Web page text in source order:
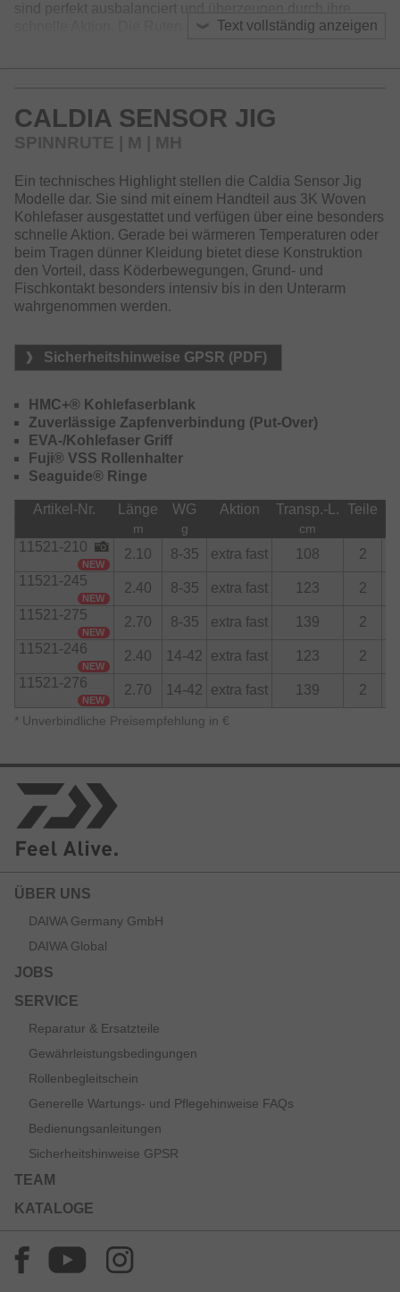
Text vollständig anzeigen
sind perfekt ausbalanciert und überzeugen durch ihre
schnelle Aktion. Die Ruten eignen sich somit hervorragend
Optisch perfekt auf die Caldia LT Rollen abgestimmt,
bilden Rute und Rolle eine harmonische Einheit, die
Die leichten Seaguide Ringe mit extrem dünnen Zirconia-
Einlagen verbessern die Rückstellgeschwindigkeit und
unterstützen die Balance.
Die Caldia Sensor Jig Modelle besitzen ein Kohlefaser-
Griffteil und leiten Vibrationen und Bisse unvermittelt bis in
den Arm weiter – optimales Feeling ist hier garantiert.
Kategorie entwickelt und bieten das notwendige Rückgrat,
um auch bei kapitalen Fischen die Kontrolle zu behalten.
Die Caldia Spinnruten vereinen modernes Design mit
kompromissloser Funktionalität – ideal für das Angeln auf
Hecht, Zander, Barsch und Forelle
CALDIA SENSOR JIG
SPINNRUTE | M | MH
Ein technisches Highlight stellen die Caldia Sensor Jig
Modelle dar. Sie sind mit einem Handteil aus 3K Woven
Kohlefaser ausgestattet und verfügen über eine besonders
schnelle Aktion. Gerade bei wärmeren Temperaturen oder
beim Tragen dünner Kleidung bietet diese Konstruktion
den Vorteil, dass Köderbewegungen, Grund- und
Fischkontakt besonders intensiv bis in den Unterarm
wahrgenommen werden.
Sicherheitshinweise GPSR (PDF)
HMC+® Kohlefaserblank
Zuverlässige Zapfenverbindung (Put-Over)
EVA-/Kohlefaser Griff
Fuji® VSS Rollenhalter
Seaguide® Ringe
Artikel-Nr. Länge WG Aktion Transp.-L. Teile
m g cm
11521-210
NEW
2.10 8-35 extra fast 108
2
11521-245
NEW
2.40 8-35 extra fast 123
2
11521-275
NEW
2.70 8-35 extra fast 139
2
11521-246
NEW
2.40 14-42 extra fast 123
2
11521-276
NEW
2.70 14-42 extra fast 139 2
* Unverbindliche Preisempfehlung in €
ÜBER UNS
DAIWA Germany GmbH
DAIWA Global
JOBS
SERVICE
Reparatur & Ersatzteile
Gewährleistungsbedingungen
Rollenbegleitschein
Generelle Wartungs- und Pflegehinweise FAQs
Bedienungsanleitungen
Sicherheitshinweise GPSR
TEAM
KATALOGE